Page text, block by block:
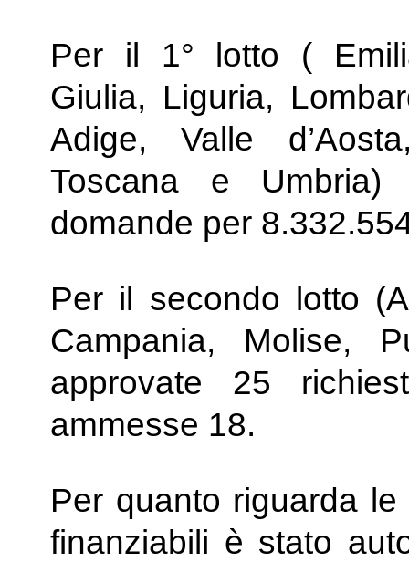
Per il 1° lotto (
Giulia, Liguria,
Adige, Valle
Toscana e
domande per
Per il secondo lotto
Campania, Molise,
approvate 25
ammesse 18.
Per quanto riguarda
finanziabili è stato